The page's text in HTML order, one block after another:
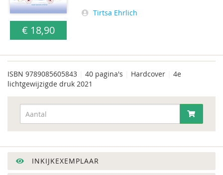
€ 18,90
Tirtsa Ehrlich
ISBN 9789085605843 40 pagina's Hardcover
4e
lichtgewijzigde druk 2021
INKIJKEXEMPLAAR